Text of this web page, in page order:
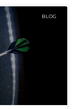
BLOG